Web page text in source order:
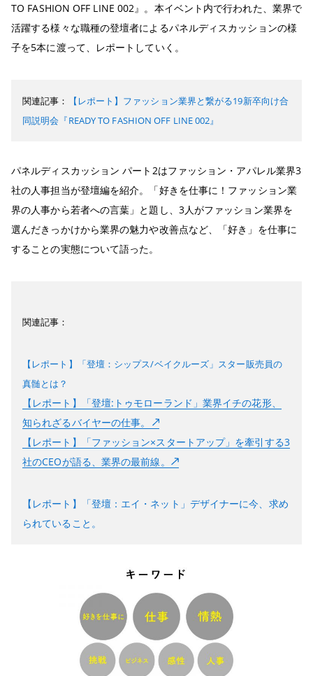
TO FASHION OFF LINE 002』。本イベント内で行われた、業界で
活躍する様々な職種の登壇者によるパネルディスカッションの様
子を5本に渡って、レポートしていく。
関連記事：
【レポート】ファッション業界と繋がる19新卒向け合
同説明会『READY TO FASHION OFF LINE 002』
パネルディスカッション パート2はファッション・アパレル業界3
社の人事担当が登壇編を紹介。「好きを仕事に！ファッション業
界の人事から若者への言葉」と題し、3人がファッション業界を
選んだきっかけから業界の魅力や改善点など、「好き」を仕事に
することの実態について語った。
関連記事：
【レポート】「登壇：シップス/ベイクルーズ」スター販売員の
真髄とは？
【レポート】「登壇:トゥモローランド」業界イチの花形、
知られざるバイヤーの仕事。
【レポート】「ファッション×スタートアップ」を牽引する3
社のCEOが語る、業界の最前線。
【レポート】「登壇：エイ・ネット」デザイナーに今、求め
られていること。